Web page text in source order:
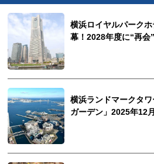
横浜ロイヤルパーク
幕！2028年度に“再会
横浜ランドマークタ
ガーデン」2025年12